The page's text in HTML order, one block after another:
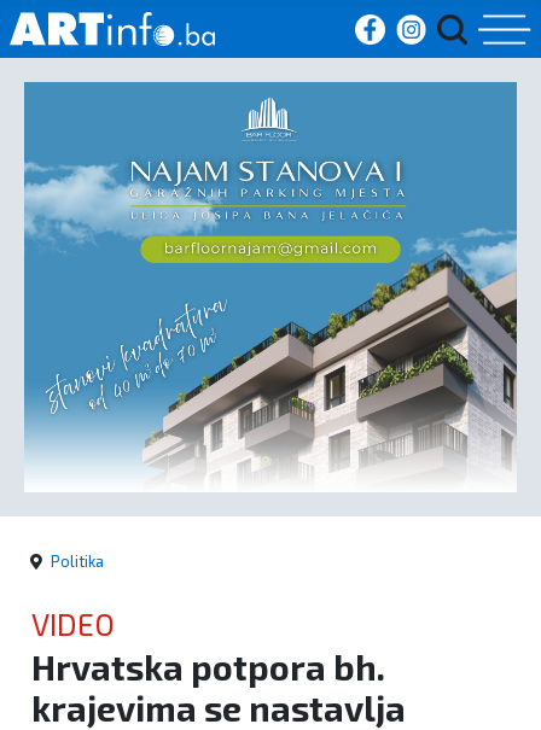
Vijesti
Sport
Crna
kronika
Politika
Politika
VIDEO
Hrvatska potpora bh.
krajevima se nastavlja